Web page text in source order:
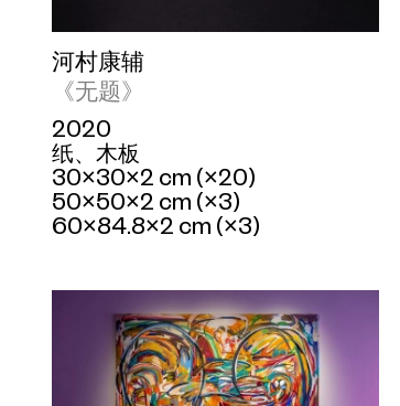
河村康辅
《无题》
2020
纸、木板
30×30×2 cm (×20)
50×50×2 cm (×3)
60×84.8×2 cm (×3)